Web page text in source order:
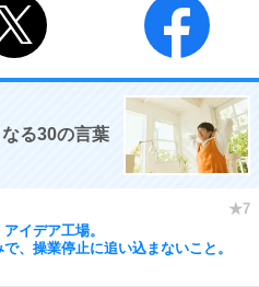
る30の言葉
イデア工場。
、操業停止に追い込まないこと。